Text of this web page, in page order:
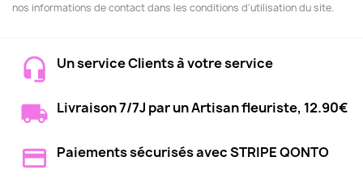
nos informations de contact dans les conditions d'utilisation du site.
Un service Clients à votre service
Livraison 7/7J par un Artisan fleuriste, 12.90€
Paiements sécurisés avec STRIPE QONTO